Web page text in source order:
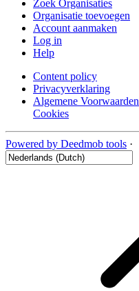
Zoek Organisaties
Organisatie toevoegen
Account aanmaken
Log in
Help
Content policy
Privacyverklaring
Algemene Voorwaarden
Cookies
Powered by Deedmob tools ·